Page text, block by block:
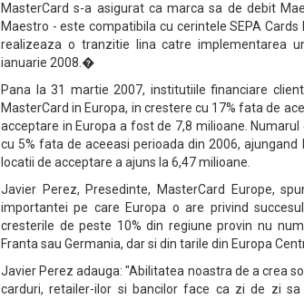
MasterCard s-a asigurat ca marca sa de debit
Maestro - este compatibila cu cerintele SEPA
realizeaza o tranzitie lina catre implementarea
ianuarie 2008.�
Pana la 31 martie 2007, institutiile financiare
MasterCard in Europa, in crestere cu 17% fata de
acceptare in Europa a fost de 7,8 milioane.
cu 5% fata de aceeasi perioada din 2006,
locatii de acceptare a ajuns la 6,47 milioane.
Javier Perez, Presedinte, MasterCard Europe,
importantei pe care Europa o are privind
cresterile de peste 10% din regiune provin nu
Franta sau Germania, dar si din tarile din Europa
Javier Perez adauga: "Abilitatea noastra de a crea
carduri, retailer-ilor si bancilor face ca zi de zi